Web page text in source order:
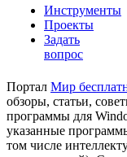
Инструменты
Проекты
Задать
вопрос
Портал Мир
обзоры, статьи,
программы для
указанные
том числе